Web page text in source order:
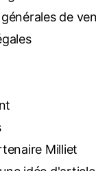
de
Milliet